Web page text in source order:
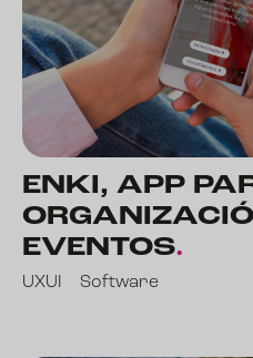
ENKI, APP
EVENTOS.
UXUI Software